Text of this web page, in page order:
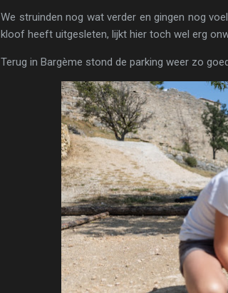
We struinden nog wat verder en gingen nog
kloof heeft uitgesleten, lijkt hier toch wel erg
Terug in Bargème stond de parking weer zo